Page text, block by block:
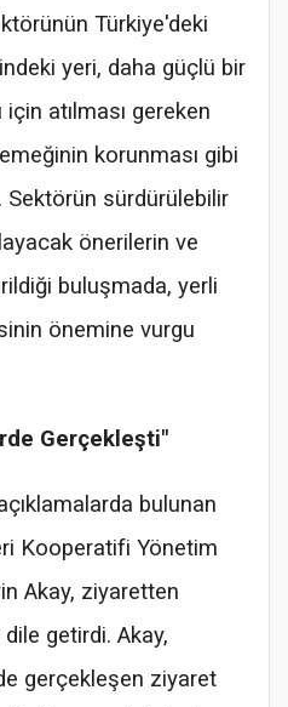
Türkiye'deki
yeri, daha güçlü bir
atılması gereken
korunması gibi
Sektörün sürdürülebilir
önerilerin ve
buluşmada, yerli
önemine vurgu
Gerçekleşti"
bulunan
Kooperatifi Yönetim
Akay, ziyaretten
getirdi. Akay,
gerçekleşen ziyaret